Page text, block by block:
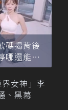
碼揭背後
哪還能幫
女神」李
、黑幕